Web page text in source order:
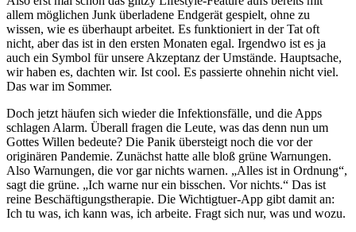
allem möglichen Junk überladene Endgerät gespielt, ohne zu
wissen, wie es überhaupt arbeitet. Es funktioniert in der Tat oft
nicht, aber das ist in den ersten Monaten egal. Irgendwo ist es ja
auch ein Symbol für unsere Akzeptanz der Umstände. Hauptsache,
wir haben es, dachten wir. Ist cool. Es passierte ohnehin nicht viel.
Das war im Sommer.
Doch jetzt häufen sich wieder die Infektionsfälle, und die Apps
schlagen Alarm. Überall fragen die Leute, was das denn nun um
Gottes Willen bedeute? Die Panik übersteigt noch die vor der
originären Pandemie. Zunächst hatte alle bloß grüne Warnungen.
Also Warnungen, die vor gar nichts warnen. „Alles ist in Ordnung“,
sagt die grüne. „Ich warne nur ein bisschen. Vor nichts.“ Das ist
reine Beschäftigungstherapie. Die Wichtigtuer-App gibt damit an:
Ich tu was, ich kann was, ich arbeite. Fragt sich nur, was und wozu.